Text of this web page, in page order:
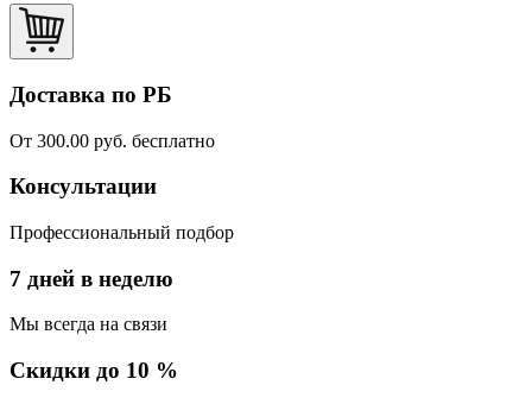
Доставка по РБ
От 300.00 руб. бесплатно
Консультации
Профессиональный подбор
7 дней в неделю
Мы всегда на связи
Скидки до 10 %